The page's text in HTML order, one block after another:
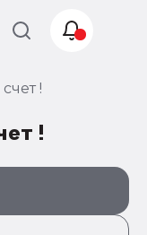
!
!